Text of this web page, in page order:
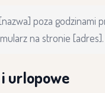
poza godzinami
na stronie [adres].
urlopowe